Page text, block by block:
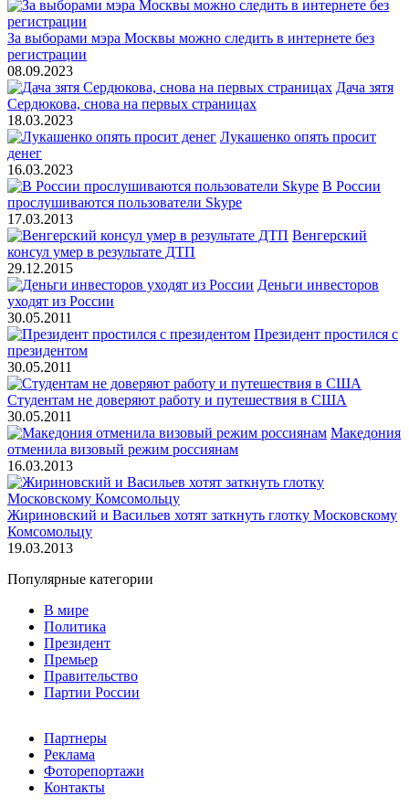
За выборами мэра Москвы можно следить в интернете без
регистрации
08.09.2023
Дача зятя
Сердюкова, снова на первых страницах
18.03.2023
Лукашенко опять просит
денег
16.03.2023
В России
прослушиваются пользователи Skype
17.03.2013
Венгерский
консул умер в результате ДТП
29.12.2015
Деньги инвесторов
уходят из России
30.05.2011
Президент простился с
президентом
30.05.2011
Студентам не доверяют работу и путешествия в США
30.05.2011
Македония
отменила визовый режим россиянам
16.03.2013
Жириновский и Васильев хотят заткнуть глотку Московскому
Комсомольцу
19.03.2013
Популярные категории
В мире
Политика
Президент
Премьер
Правительство
Партии России
Партнеры
Реклама
Фоторепортажи
Контакты